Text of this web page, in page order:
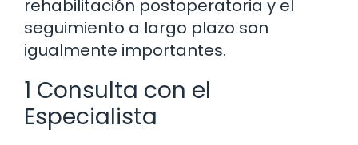
rehabilitación postoperatoria y el
seguimiento a largo plazo son
igualmente importantes.
1 Consulta con el
Especialista